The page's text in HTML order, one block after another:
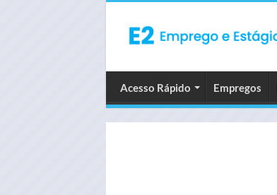
Acesso Rápido Empregos